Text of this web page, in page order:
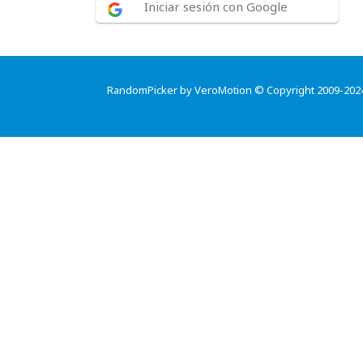
Iniciar sesión con Google
RandomPicker by VeroMotion © Copyright 2009-